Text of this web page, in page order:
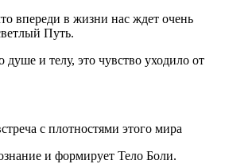
впереди в жизни нас ждет очень
Путь.
и телу, это чувство уходило от
с плотностями этого мира
и формирует Тело Боли.